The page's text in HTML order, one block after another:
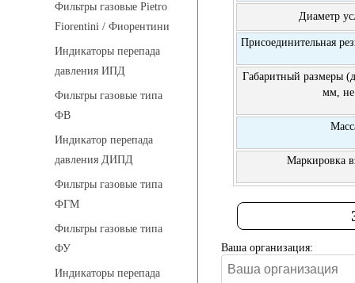
Фильтры газовые Pietro
Fiorentini / Фиорентини
Индикаторы перепада
давления ИПД
Фильтры газовые типа
ФВ
Индикатор перепада
давления ДИПД
Фильтры газовые типа
ФГМ
Фильтры газовые типа
ФУ
Индикаторы перепада
Диаметр
Присоединительная
Габаритный размеры
мм, не
Маркировка
Ваша организация: